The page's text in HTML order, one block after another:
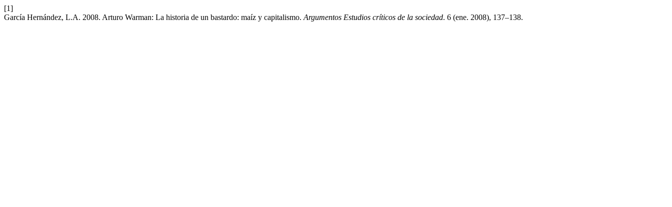
[1]
García Hernández, L.A. 2008. Arturo Warman: La historia de un bastardo: maíz y capitalismo. Argumentos Estudios críticos de la sociedad. 6 (ene. 2008), 137–138.